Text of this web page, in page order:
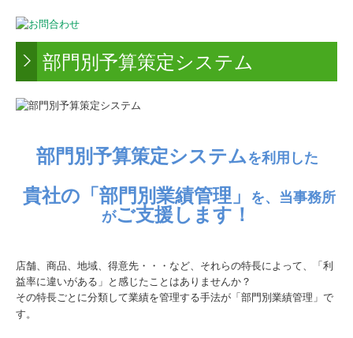
採用情報
部門別予算策定システム
部門別予算策定システム を利用した
貴社の 「部門別業績管理」 を、 当事務所
がご支援します！
店舗、商品、地域、得意先・・・など、それらの特長によって、「利
益率に違いがある」と感じたことはありませんか？
その特長ごとに分類して業績を管理する手法が「部門別業績管理」で
す。